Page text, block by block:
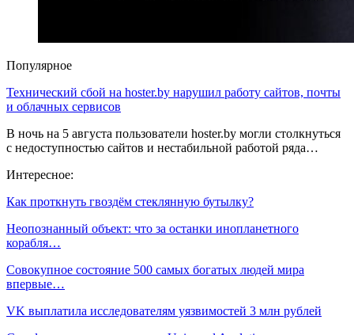
Популярное
Технический сбой на hoster.by нарушил работу сайтов, почты
и облачных сервисов
В ночь на 5 августа пользователи hoster.by могли столкнуться
с недоступностью сайтов и нестабильной работой ряда…
Интересное:
Как проткнуть гвоздём стеклянную бутылку?
Неопознанный объект: что за останки инопланетного
корабля…
Совокупное состояние 500 самых богатых людей мира
впервые…
VK выплатила исследователям уязвимостей 3 млн рублей